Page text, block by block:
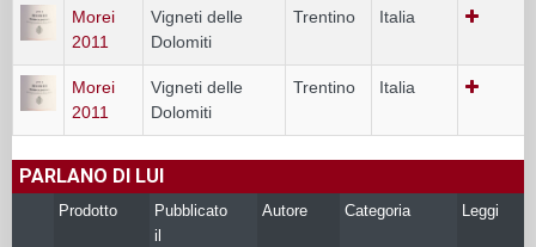
Morei
2011
Vigneti delle
Dolomiti
Trentino Italia
Morei
2011
Vigneti delle
Dolomiti
Trentino Italia
PARLANO DI LUI
Prodotto
Pubblicato
il
Autore Categoria Leggi